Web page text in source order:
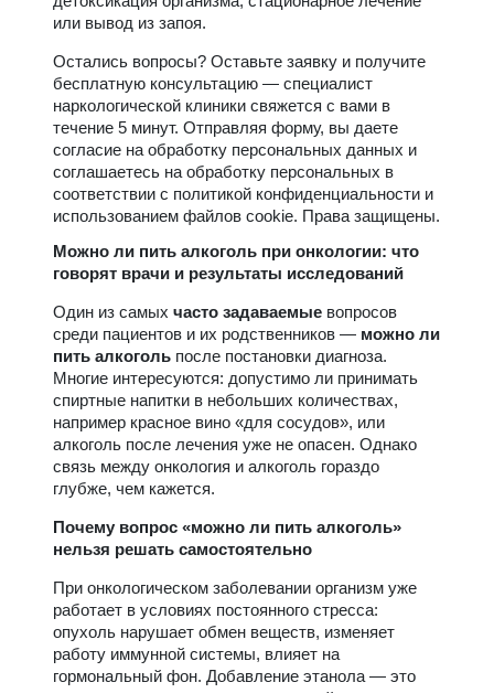
или вывод из запоя.
Остались вопросы? Оставьте заявку и получите
бесплатную консультацию — специалист
наркологической клиники свяжется с вами в
течение 5 минут. Отправляя форму, вы даете
согласие на обработку персональных данных и
соглашаетесь на обработку персональных в
соответствии с политикой конфиденциальности и
использованием файлов cookie. Права защищены.
Можно ли пить алкоголь при онкологии: что
говорят врачи и результаты исследований
Один из самых часто задаваемые вопросов
среди пациентов и их родственников — можно ли
пить алкоголь после постановки диагноза.
Многие интересуются: допустимо ли принимать
спиртные напитки в небольших количествах,
например красное вино «для сосудов», или
алкоголь после лечения уже не опасен. Однако
связь между онкология и алкоголь гораздо
глубже, чем кажется.
Почему вопрос «можно ли пить алкоголь»
нельзя решать самостоятельно
При онкологическом заболевании организм уже
работает в условиях постоянного стресса:
опухоль нарушает обмен веществ, изменяет
работу иммунной системы, влияет на
гормональный фон. Добавление этанола — это